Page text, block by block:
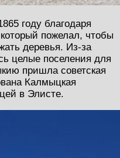
году благодаря
пожелал, чтобы
деревья. Из-за
целые поселения для
пришла советская
Калмыцкая
в Элисте.